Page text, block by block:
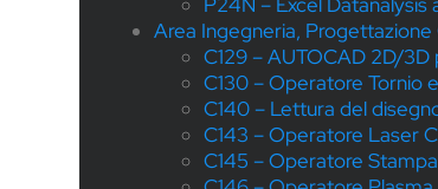
Area Ingegneria,
C129 – AUTOCAD 2D/
C130 – Operatore Tornio
C140 – Lettura del
C143 – Operatore Laser
C145 – Operatore